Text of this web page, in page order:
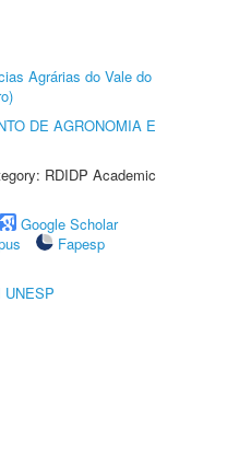
Agrárias do Vale do
DE AGRONOMIA E
RDIDP Academic
Google Scholar
Fapesp
UNESP